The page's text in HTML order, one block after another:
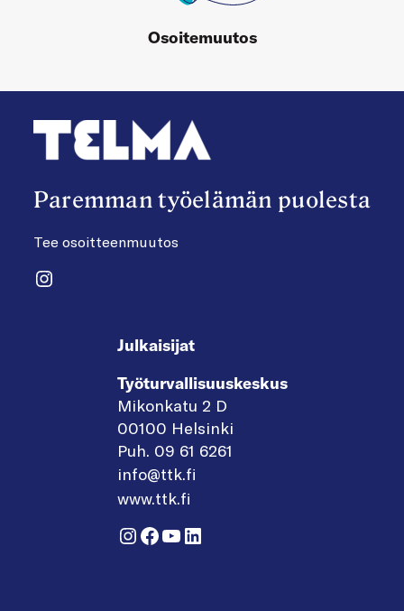
Osoitemuutos
Paremman työelämän puolesta
Tee osoitteenmuutos
Instagram
Julkaisijat
Työturvallisuuskeskus
Mikonkatu 2 D
00100 Helsinki
Puh. 09 61 6261
info@ttk.fi
www.ttk.fi
Instagram
Facebook
YouTube
LinkedIn